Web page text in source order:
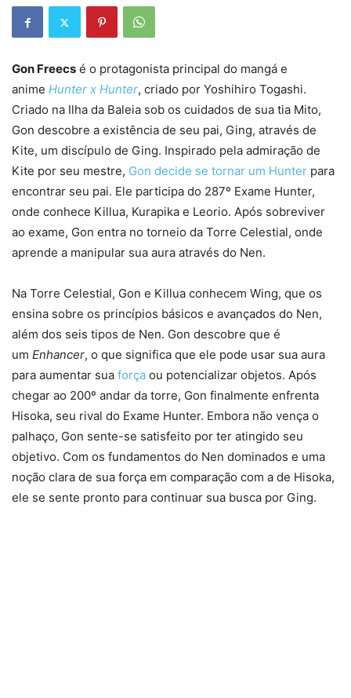
Gon Freecs é o protagonista principal do mangá e
anime Hunter x Hunter, criado por Yoshihiro Togashi.
Criado na Ilha da Baleia sob os cuidados de sua tia Mito,
Gon descobre a existência de seu pai, Ging, através de
Kite, um discípulo de Ging. Inspirado pela admiração de
Kite por seu mestre, Gon decide se tornar um Hunter para
encontrar seu pai. Ele participa do 287º Exame Hunter,
onde conhece Killua, Kurapika e Leorio. Após sobreviver
ao exame, Gon entra no torneio da Torre Celestial, onde
aprende a manipular sua aura através do Nen.
Na Torre Celestial, Gon e Killua conhecem Wing, que os
ensina sobre os princípios básicos e avançados do Nen,
além dos seis tipos de Nen. Gon descobre que é
um Enhancer, o que significa que ele pode usar sua aura
para aumentar sua força ou potencializar objetos. Após
chegar ao 200º andar da torre, Gon finalmente enfrenta
Hisoka, seu rival do Exame Hunter. Embora não vença o
palhaço, Gon sente-se satisfeito por ter atingido seu
objetivo. Com os fundamentos do Nen dominados e uma
noção clara de sua força em comparação com a de Hisoka,
ele se sente pronto para continuar sua busca por Ging.